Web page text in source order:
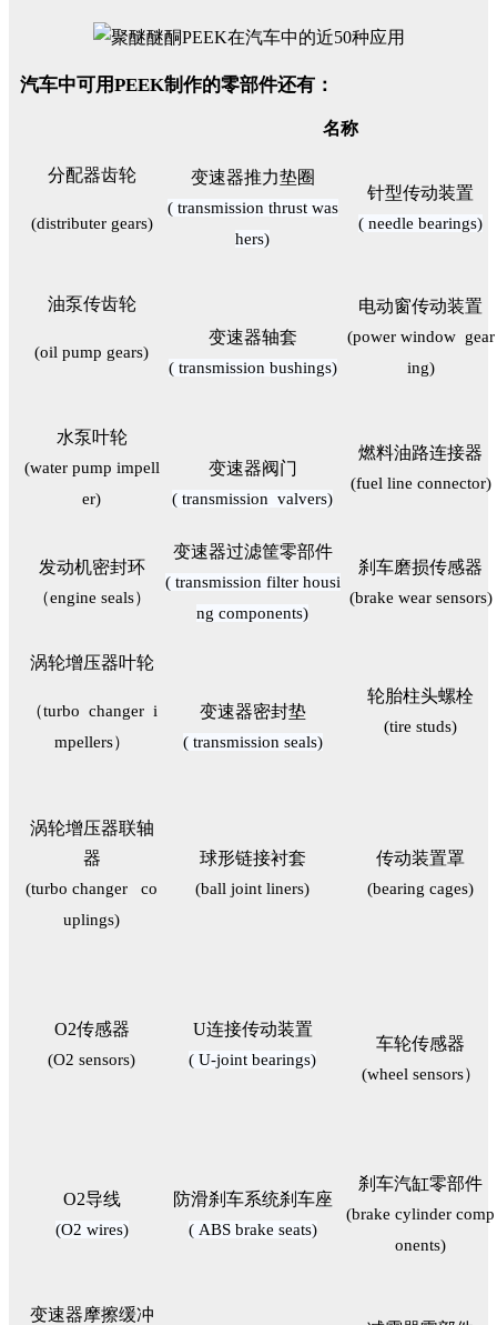
汽车中可用PEEK制作的零部件还有：
名称
分配器齿轮
(distributer gears)
变速器推力垫圈
( transmission thrust was
hers)
针型传动装置
( needle bearings)
油泵传齿轮
(oil pump gears)
变速器轴套
( transmission bushings)
电动窗传动装置
(power window gear
ing)
水泵叶轮
(water pump impell
er)
变速器阀门
( transmission valvers)
燃料油路连接器
(fuel line connector)
发动机密封环
（engine seals）
变速器过滤筐零部件
( transmission filter housi
ng components)
刹车磨损传感器
(brake wear sensors)
涡轮增压器叶轮
（turbo changer i
mpellers）
变速器密封垫
( transmission seals)
轮胎柱头螺栓
(tire studs)
涡轮增压器联轴
器
(turbo changer co
uplings)
球形链接衬套
(ball joint liners)
传动装置罩
(bearing cages)
O2传感器
(O2 sensors)
U连接传动装置
( U-joint bearings)
车轮传感器
(wheel sensors）
O2导线
(O2 wires)
防滑刹车系统刹车座
( ABS brake seats)
刹车汽缸零部件
(brake cylinder comp
onents)
变速器摩擦缓冲